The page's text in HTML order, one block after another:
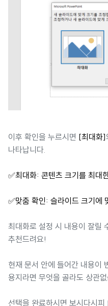
이후 확인을 누르시면 [최대화]
나타납니다.
✅최대화: 콘텐츠 크기를 최대
✅맞춤 확인: 슬라이드 크기에
최대화로 설정 시 내용이 잘릴
추천드려요!
현재 문서 안에 들어간 내용이
용지라면 무엇을 골라도 상관
선택을 완료하시면 보시다시